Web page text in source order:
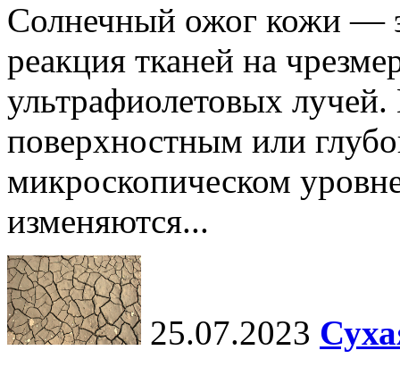
Солнечный ожог кожи —
реакция тканей на
ультрафиолетовых
поверхностным или
микроскопическом
изменяются...
25.07.2023